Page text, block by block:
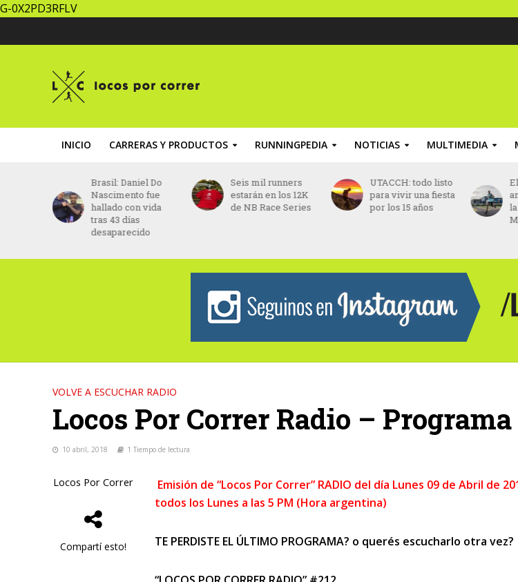
G-0X2PD3RFLV
INICIO CARRERAS Y PRODUCTOS RUNNINGPEDIA NOTICIAS MULTIMEDIA
Brasil: Daniel Do
Nascimento fue
hallado con vida
tras 43 días
desaparecido
Seis mil runners
estarán en los 12K
de NB Race Series
UTACCH: todo listo
para vivir una fiesta
por los 15 años
VOLVE A ESCUCHAR RADIO
Locos Por Correr Radio – Programa
10 abril, 2018 1 Tiempo de lectura
Locos Por Correr
Compartí esto!
Emisión de “Locos Por Correr” RADIO del día Lunes 09 de Abril de
todos los Lunes a las 5 PM (Hora argentina)
TE PERDISTE EL ÚLTIMO PROGRAMA? o querés escucharlo otra vez?